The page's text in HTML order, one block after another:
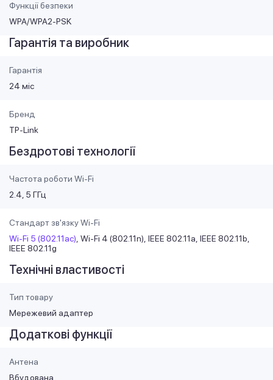
Функції безпеки
WPA/WPA2-PSK
Гарантія та виробник
Гарантія
24 міс
Бренд
TP-Link
Бездротові технології
Частота роботи Wi-Fi
2.4, 5 ГГц
Стандарт зв'язку Wi-Fi
Wi-Fi 5 (802.11ac) Wi-Fi 4 (802.11n) IEEE 802.11a IEEE 802.11b
IEEE 802.11g
Технічні властивості
Тип товару
Мережевий адаптер
Додаткові функції
Антена
Вбудована